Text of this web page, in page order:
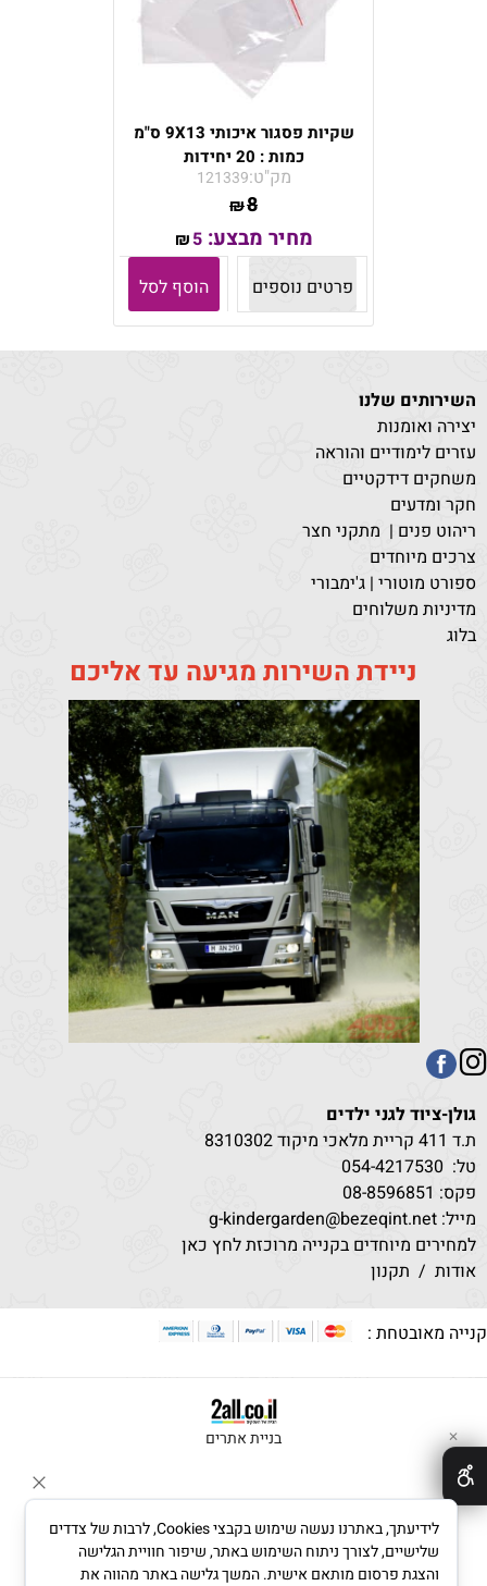
שקיות פסגור איכותי 9X13 ס"מ
כמות : 20 יחידות
מק"ט:121339
₪8
מחיר מבצע: ₪5
פרטים נוספים
הוסף לסל
השירותים שלנו
יצירה ואומנות
עזרים לימודיים והוראה
משחקים דידקטיים
חקר ומדעים
ריהוט פנים | מתקני חצר
צרכים מיוחדים
ספורט מוטורי | ג'ימבורי
מדיניות משלוחים
בלוג
ניידת השירות מגיעה עד אליכם
גולן-ציוד לגני ילדים
ת.ד 411 קריית מלאכי מיקוד 8310302
טל:
054-4217530
פקס: 08-8596851
מייל: g-kindergarden@bezeqint.net
למחירים מיוחדים בקנייה מרוכזת לחץ כאן
אודות/ תקנון
מאובטחת :
בניית אתרים ✕
לידיעתך, באתרנו נעשה שימוש בקבצי Cookies, לרבות של צדדים
שלישיים, לצורך ניתוח השימוש באתר, שיפור חוויית הגלישה
והצגת פרסום מותאם אישית. המשך גלישה באתר מהווה את